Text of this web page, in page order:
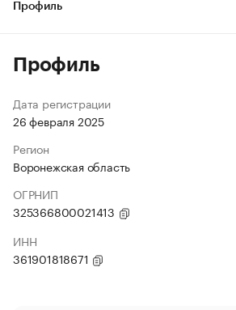
Профиль
Профиль
Дата регистрации
26 февраля 2025
Регион
Воронежская область
ОГРНИП
325366800021413
ИНН
361901818671